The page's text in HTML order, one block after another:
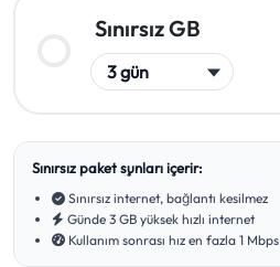
Sınırsız GB
Sınırsız paket şunları içerir:
Sınırsız internet, bağlantı kesilmez
Günde 3 GB yüksek hızlı internet
Kullanım sonrası hız en fazla 1 Mbps